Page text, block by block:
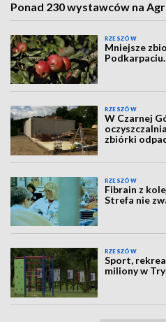
Ponad 230 wystawców na
RZESZÓW
Mniejsze
RZESZÓW
W Czarnej
zbiórki
RZESZÓW
Fibrain z
Strefa nie
RZESZÓW
Sport,
miliony w